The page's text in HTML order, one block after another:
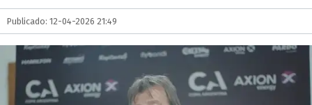
Publicado: 12-04-2026 21:49